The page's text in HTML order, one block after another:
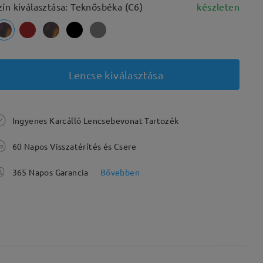
kiválasztása: Teknősbéka (C6) készleten
Lencse kiválasztása
Ingyenes Karcálló Lencsebevonat Tartozék
60 Napos Visszatérítés és Csere
365 Napos Garancia Bővebben